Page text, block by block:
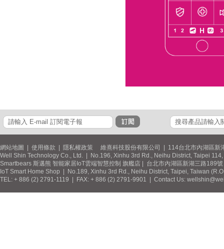
網站地圖 使用條款 隱私權政策 維熹科技股份有限公司 | 114台北市內湖區新
Well Shin Technology Co., Ltd. | No.196, Xinhu 3rd Rd., Neihu District, Taipei
Smartbears 斯邁熊 智能家居IoT雲端智慧控制 旗艦店 | 台北市內湖區新湖三路189
IoT Smart Home Shop | No.189, Xinhu 3rd Rd., Neihu District, Taipei, Taiwan
TEL: + 886 (2) 2791-1119 | FAX: + 886 (2) 2791-9901 | Contact Us: